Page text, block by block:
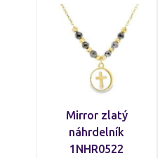
náhrdelníky s
kameňmi. Na
nezabudnite
osoby
, pre
Mirror zlatý
náhrdelník
1NHR0522